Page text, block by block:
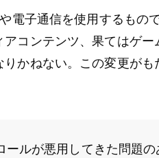
電子通信を使用するもの
コンテンツ、果てはゲー
かねない。この変更がも
ルが悪用してきた問題の